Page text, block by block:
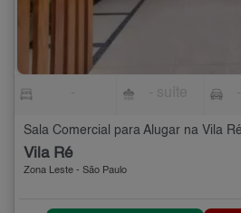
Sala Comercial para Alugar na Vila
Vila Ré
Zona Leste - São Paulo